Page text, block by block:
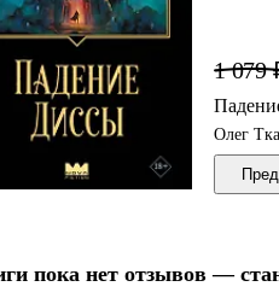
1 079
Олег
пока нет отзывов —